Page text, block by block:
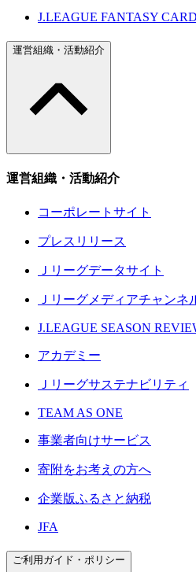
J.LEAGUE FANTASY CARD
運営組織・活動紹介
運営組織・活動紹介
コーポレートサイト
プレスリリース
Ｊリーグデータサイト
Ｊリーグメディアチャンネ
J.LEAGUE SEASON
アカデミー
Ｊリーグサステナビリティ
TEAM AS ONE
事業者向けサービス
寄附をお考えの方へ
企業版ふるさと納税
JFA
ご利用ガイド・ポリシー